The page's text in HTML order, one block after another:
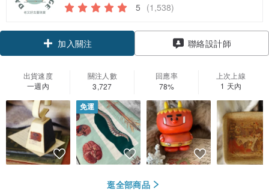
5 (1,538)
加入關注
聯絡設計師
出貨速度
一週內
關注人數
3,727
回應率
78%
上次上線
1 天內
免運
逛全部商品